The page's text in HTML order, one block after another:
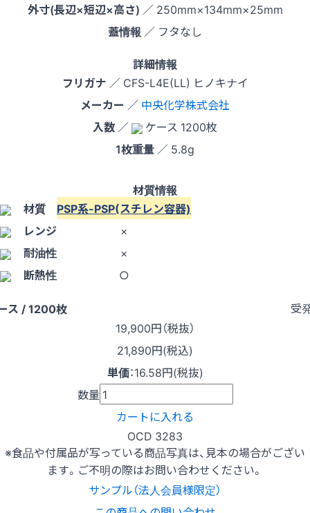
外寸(長辺×短辺×高さ) ／ 250mm×134mm×25mm
蓋情報 ／ フタなし
詳細情報
フリガナ ／ CFS-L4E(LL) ヒノキナイ
メーカー ／ 中央化学株式会社
入数 ／
ケース 1200枚
1枚重量 ／ 5.8g
材質情報
材質 PSP系-PSP(スチレン容器)
レンジ
×
耐油性
×
断熱性
○
ス / 1200枚
受
19,900円（税抜）
21,890円(税込)
単価：16.58円(税抜)
数量
カートに入れる
OCD 3283
※食品や付属品が写っている商品写真は、見本の場合がござい
ます。ご不明の際はお問い合わせください。
サンプル（法人会員様限定）